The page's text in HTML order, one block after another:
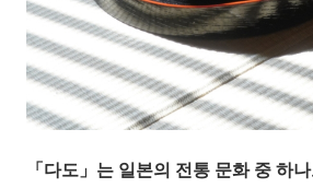
「다도」는 일본의 전통 문화 중 하